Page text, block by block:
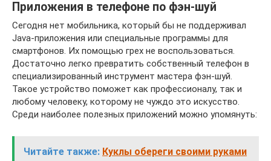
Приложения в телефоне по фэн-шуй
Сегодня нет мобильника, который бы не поддерживал
Java-приложения или специальные программы для
смартфонов. Их помощью грех не воспользоваться.
Достаточно легко превратить собственный телефон в
специализированный инструмент мастера фэн-шуй.
Такое устройство поможет как профессионалу, так и
любому человеку, которому не чуждо это искусство.
Среди наиболее полезных приложений можно упомянуть:
Читайте также: Куклы обереги своими руками